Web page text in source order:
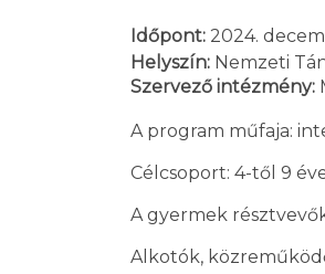
Időpont: 2024.
Helyszín: Nemzeti
Szervező intézmény:
A program műfaja:
Célcsoport: 4-től 9
A gyermek
Alkotók,